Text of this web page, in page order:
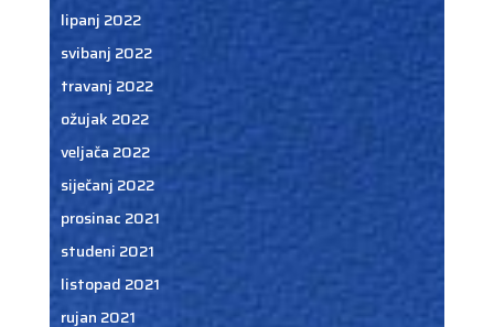
lipanj 2022
svibanj 2022
travanj 2022
ožujak 2022
veljača 2022
siječanj 2022
prosinac 2021
studeni 2021
listopad 2021
rujan 2021